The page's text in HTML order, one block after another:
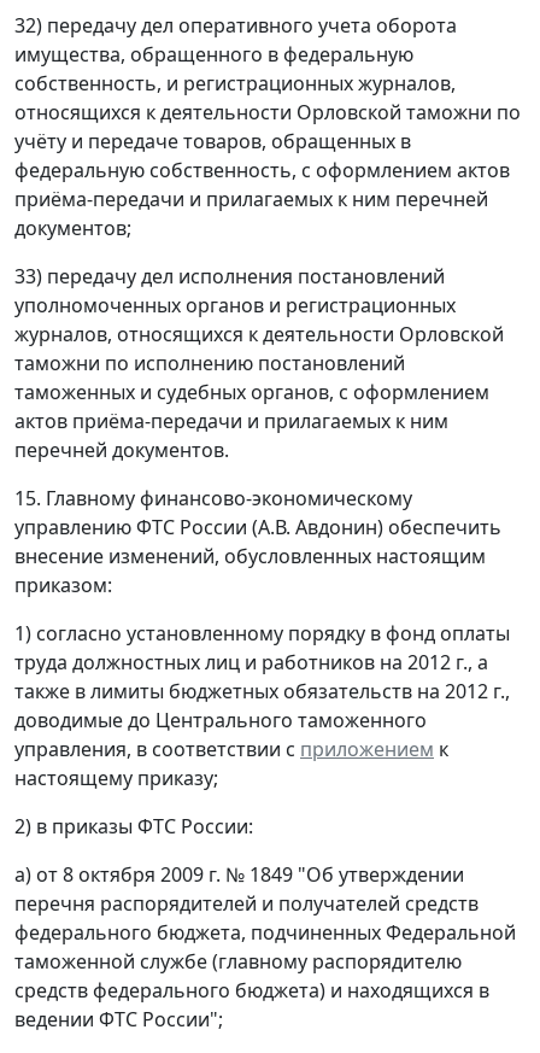
32) передачу дел оперативного учета оборота
имущества, обращенного в федеральную
собственность, и регистрационных журналов,
относящихся к деятельности Орловской таможни по
учёту и передаче товаров, обращенных в
федеральную собственность, с оформлением актов
приёма-передачи и прилагаемых к ним перечней
документов;
33) передачу дел исполнения постановлений
уполномоченных органов и регистрационных
журналов, относящихся к деятельности Орловской
таможни по исполнению постановлений
таможенных и судебных органов, с оформлением
актов приёма-передачи и прилагаемых к ним
перечней документов.
15. Главному финансово-экономическому
управлению ФТС России (А.В. Авдонин) обеспечить
внесение изменений, обусловленных настоящим
приказом:
1) согласно установленному порядку в фонд оплаты
труда должностных лиц и работников на 2012 г., а
также в лимиты бюджетных обязательств на 2012 г.,
доводимые до Центрального таможенного
управления, в соответствии с приложением к
настоящему приказу;
2) в приказы ФТС России:
а) от 8 октября 2009 г. № 1849 "Об утверждении
перечня распорядителей и получателей средств
федерального бюджета, подчиненных Федеральной
таможенной службе (главному распорядителю
средств федерального бюджета) и находящихся в
ведении ФТС России";